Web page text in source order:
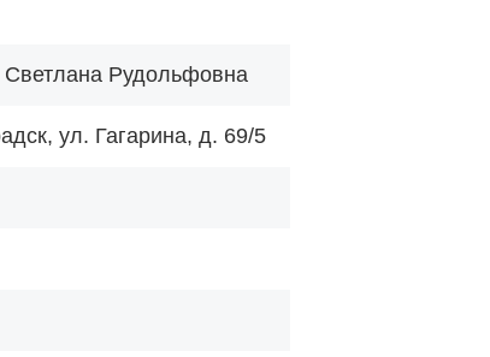
Рудольфовна
ул. Гагарина, д. 69/5